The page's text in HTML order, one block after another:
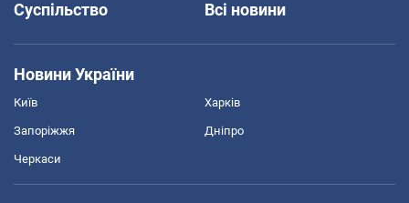
Суспільство
Всі новини
Новини України
Київ Харків
Запоріжжя Дніпро
Черкаси